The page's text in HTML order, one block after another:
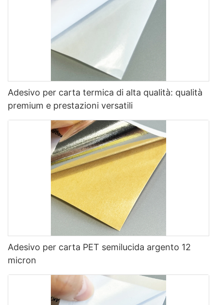
Adesivo per carta termica di alta qualità: qualità
premium e prestazioni versatili
Adesivo per carta PET semilucida argento 12
micron